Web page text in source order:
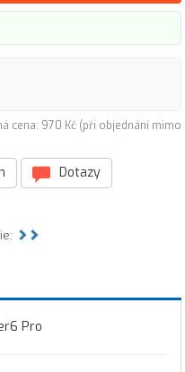
cena: 970 Kč (při objednání mimo
Dotazy
Pro